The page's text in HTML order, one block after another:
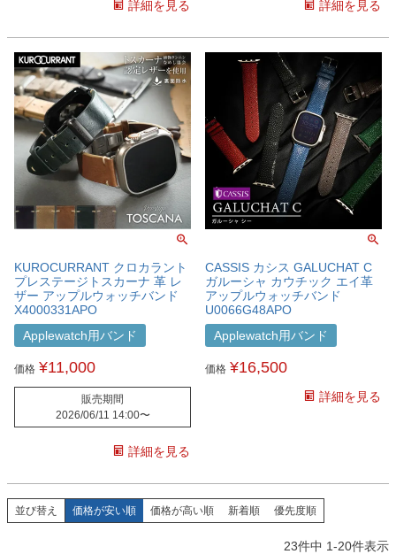
詳細を見る 詳細を見る
KUROCURRANT クロカラント
プレステージトスカーナ 革 レ
ザー アップルウォッチバンド
X4000331APO
Applewatch用バンド
価格 ¥11,000
販売期間
2026/06/11 14:00〜
詳細を見る
CASSIS カシス GALUCHAT C
ガルーシャ カウチック エイ革
アップルウォッチバンド
U0066G48APO
Applewatch用バンド
価格 ¥16,500
詳細を見る
並び替え 価格が安い順 価格が高い順 新着順 優先度順
23件中 1-20件表示